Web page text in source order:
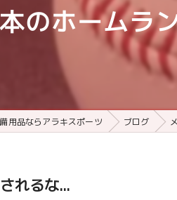
のホームラ
用品ならアラキスポーツ ブログ
れるな...